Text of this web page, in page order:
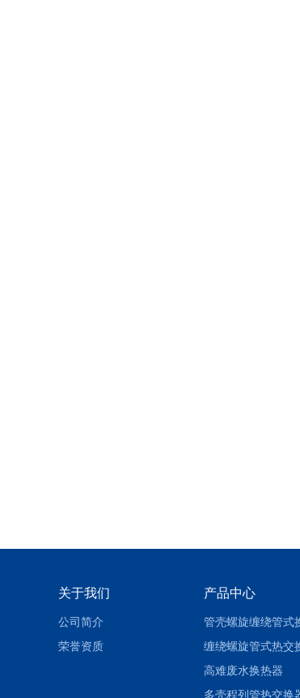
关于我们
公司简介
荣誉资质
产品中心
高难废水换热器